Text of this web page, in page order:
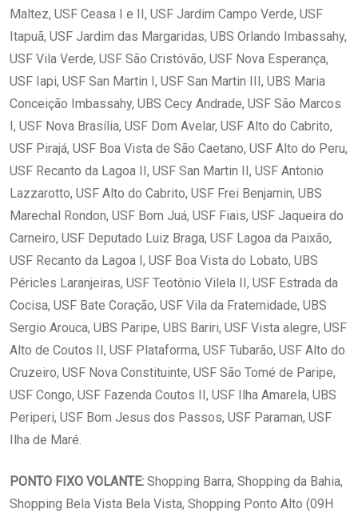
Maltez, USF Ceasa I e II, USF Jardim Campo Verde, USF
Itapuã, USF Jardim das Margaridas, UBS Orlando Imbassahy,
USF Vila Verde, USF São Cristóvão, USF Nova Esperança,
USF Iapi, USF San Martin I, USF San Martin III, UBS Maria
Conceição Imbassahy, UBS Cecy Andrade, USF São Marcos
I, USF Nova Brasília, USF Dom Avelar, USF Alto do Cabrito,
USF Pirajá, USF Boa Vista de São Caetano, USF Alto do Peru,
USF Recanto da Lagoa II, USF San Martin II, USF Antonio
Lazzarotto, USF Alto do Cabrito, USF Frei Benjamin, UBS
Marechal Rondon, USF Bom Juá, USF Fiais, USF Jaqueira do
Carneiro, USF Deputado Luiz Braga, USF Lagoa da Paixão,
USF Recanto da Lagoa I, USF Boa Vista do Lobato, UBS
Péricles Laranjeiras, USF Teotônio Vilela II, USF Estrada da
Cocisa, USF Bate Coração, USF Vila da Fraternidade, UBS
Sergio Arouca, UBS Paripe, UBS Bariri, USF Vista alegre, USF
Alto de Coutos II, USF Plataforma, USF Tubarão, USF Alto do
Cruzeiro, USF Nova Constituinte, USF São Tomé de Paripe,
USF Congo, USF Fazenda Coutos II, USF Ilha Amarela, UBS
Periperi, USF Bom Jesus dos Passos, USF Paraman, USF
Ilha de Maré.
PONTO FIXO VOLANTE: Shopping Barra, Shopping da Bahia,
Shopping Bela Vista Bela Vista, Shopping Ponto Alto (09H